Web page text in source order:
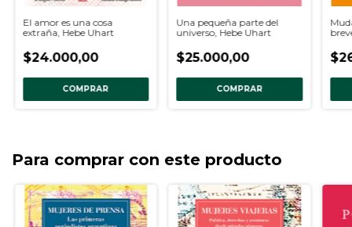
El amor es una cosa
extraña, Hebe Uhart
$24.000,00
COMPRAR
Una pequeña parte del
universo, Hebe Uhart
$25.000,00
COMPRAR
Para comprar con este producto